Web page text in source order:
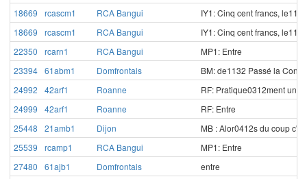
18669
rcascm1 RCA Bangui
IY1: Cinq cent francs,
18669
rcascm1 RCA Bangui
IY1: Cinq cent francs,
22350
rcarn1 RCA Bangui
MP1: Entre
23394 61abm1 Domfrontais
BM: de1132 Passé la
24992
42arf1 Roanne
RF: Pratique0312ment une
24999
42arf1 Roanne
RF: Entre
25448
21amb1 Dijon
MB : Alor0412s du coup
25539
rcamp1 RCA Bangui
MP1: Entre
27480
61ajb1 Domfrontais
entre